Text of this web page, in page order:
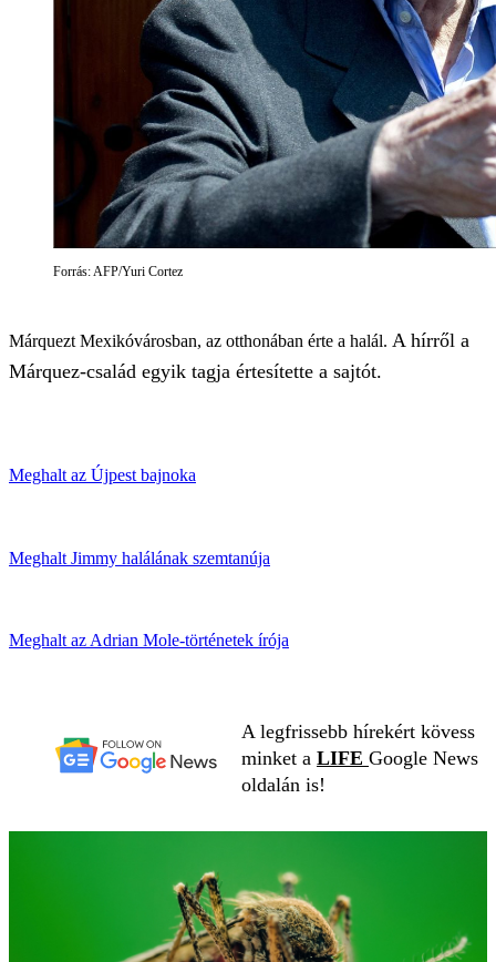
Forrás: AFP/Yuri Cortez
Márquezt Mexikóvárosban, az otthonában érte a halál. A hírről a
Márquez-család egyik tagja értesítette a sajtót.
Meghalt az Újpest bajnoka
Meghalt Jimmy halálának szemtanúja
Meghalt az Adrian Mole-történetek írója
A legfrissebb hírekért kövess
minket a LIFE Google News
oldalán is!